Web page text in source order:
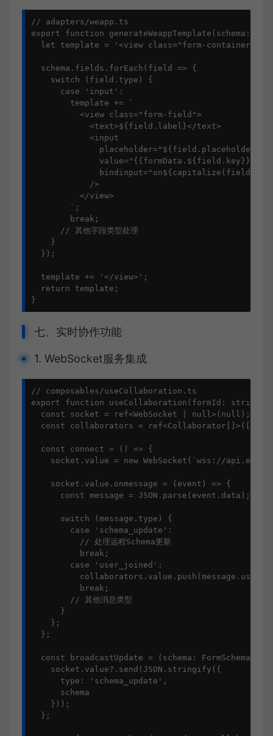
// adapters/weapp.ts
export function generateWeappTemplate(schema:
  let template = '<view class="form-container">';
  schema.fields.forEach(field => {
    switch (field.type) {
      case 'input':
        template += `
          <view class="form-field">
            <text>${field.label}</text>
            <input
placeholder="${field.placeholder ||
              value="{{formData.${field.key}}}"
            />
          </view>
        `;
        break;
      // 其他字段类型处理
    }
  });
  template += '</view>';
  return template;
}
七、实时协作功能
1. WebSocket服务集成
// composables/useCollaboration.ts
export function useCollaboration(formId: string)
  const socket = ref<WebSocket | null>(null);
  const collaborators = ref<Collaborator[]>([]);
  const connect = () => {
socket.value = new WebSocket(`wss://
    socket.value.onmessage = (event) => {
      const message = JSON.parse(event.data);
      switch (message.type) {
        case 'schema_update':
          // 处理远程Schema更新
          break;
        case 'user_joined':
          collaborators.value.push(message.user);
          break;
        // 其他消息类型
      }
    };
  };
const broadcastUpdate = (schema: FormSchema) =>
    socket.value?.send(JSON.stringify({
      type: 'schema_update',
      schema
    }));
  };